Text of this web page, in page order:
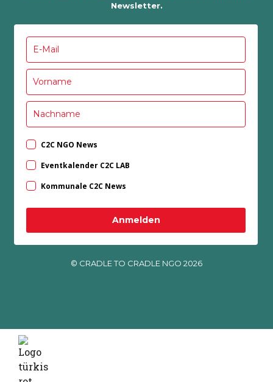
Newsletter.
C2C NGO News
Eventkalender C2C LAB
Kommunale C2C News
Anmelden
© CRADLE TO CRADLE NGO 2026